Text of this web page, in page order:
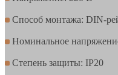
Способ монтажа: DIN-
Номинальное
Степень защиты: IP20